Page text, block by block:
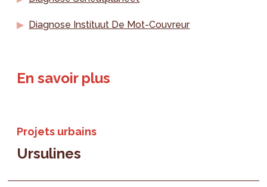
Diagnose Instituut De Mot-Couvreur
En savoir plus
Projets urbains
Ursulines